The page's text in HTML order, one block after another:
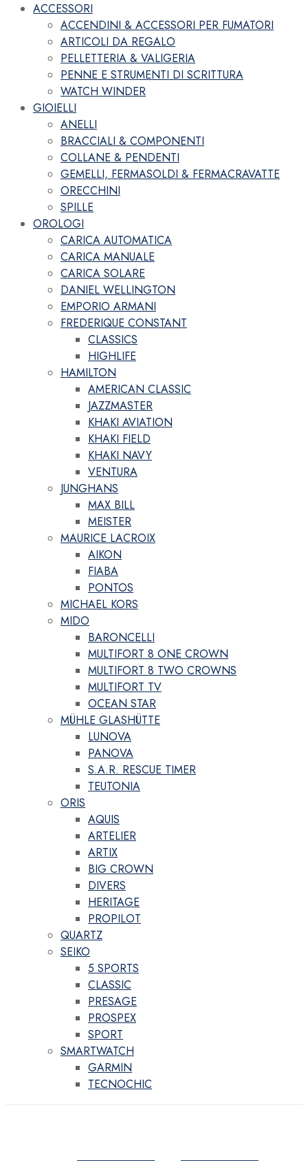
ACCESSORI
ACCENDINI & ACCESSORI PER FUMATORI
ARTICOLI DA REGALO
PELLETTERIA & VALIGERIA
PENNE E STRUMENTI DI SCRITTURA
WATCH WINDER
GIOIELLI
ANELLI
BRACCIALI & COMPONENTI
COLLANE & PENDENTI
GEMELLI, FERMASOLDI & FERMACRAVATTE
ORECCHINI
SPILLE
OROLOGI
CARICA AUTOMATICA
CARICA MANUALE
CARICA SOLARE
DANIEL WELLINGTON
EMPORIO ARMANI
FREDERIQUE CONSTANT
CLASSICS
HIGHLIFE
HAMILTON
AMERICAN CLASSIC
JAZZMASTER
KHAKI AVIATION
KHAKI FIELD
KHAKI NAVY
VENTURA
JUNGHANS
MAX BILL
MEISTER
MAURICE LACROIX
AIKON
FIABA
PONTOS
MICHAEL KORS
MIDO
BARONCELLI
MULTIFORT 8 ONE CROWN
MULTIFORT 8 TWO CROWNS
MULTIFORT TV
OCEAN STAR
MÜHLE GLASHÜTTE
LUNOVA
PANOVA
S.A.R. RESCUE TIMER
TEUTONIA
ORIS
AQUIS
ARTELIER
ARTIX
BIG CROWN
DIVERS
HERITAGE
PROPILOT
QUARTZ
SEIKO
5 SPORTS
CLASSIC
PRESAGE
PROSPEX
SPORT
SMARTWATCH
GARMIN
TECNOCHIC